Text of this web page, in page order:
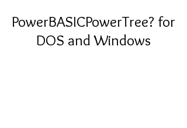
PowerBASICPowerTree? for
DOS and Windows